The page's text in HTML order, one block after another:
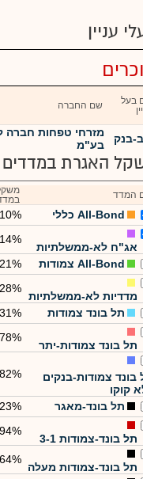
עניין
בעל
שם החברה
בנק
מזרחי טפחות חברה
בע"מ
האגרת
המדד
All-Bond כללי
אג"ח לא-ממשלתיות
All-Bond צמודות
מדדיות לא-ממשלתיות
תל בונד צמודות
תל בונד צמודות-יתר
בונד צמודות-בנקים
קוקו
תל בונד-מאגר
תל בונד-צמודות 3-1
תל בונד-צמודות מעלה